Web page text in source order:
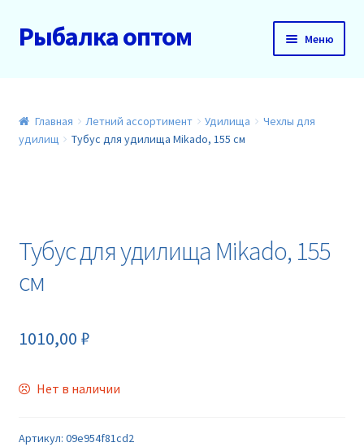
Перейти
к
Перейти
к
Рыбалка оптом Меню
О нас
Новинки
Прайс
Контакты
Главная Летний ассортимент Удилища
Чехлы для
удилищ
Тубус для удилища Mikado, 155 см
Тубус для удилища Mikado, 155
см
1010,00 ₽
Нет в наличии
Артикул: 09e954f81cd2